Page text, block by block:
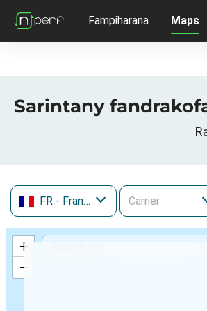
Fampiharana Maps
Sarintany
FR - France
+
−